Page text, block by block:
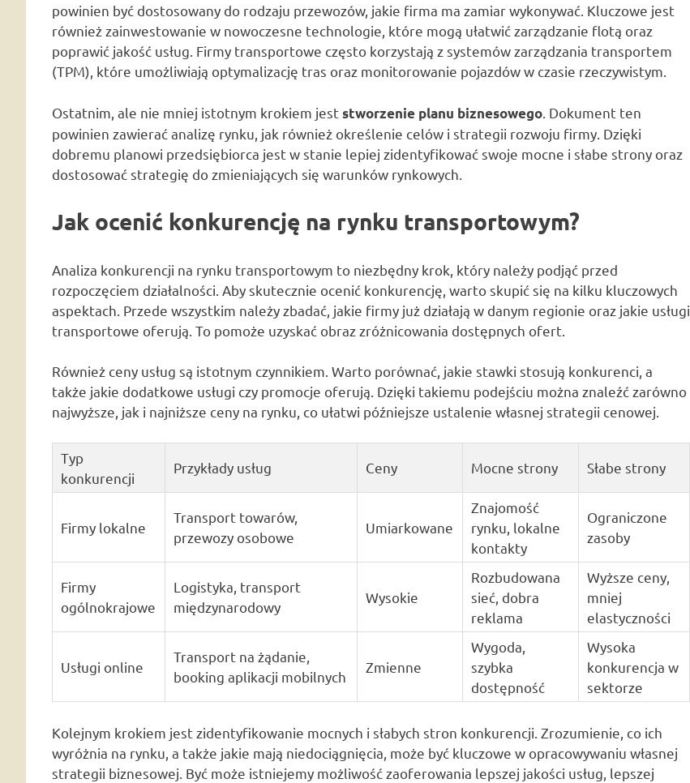
powinien być dostosowany do rodzaju przewozów, jakie firma ma zamiar wykonywać. Kluczowe jest
również zainwestowanie w nowoczesne technologie, które mogą ułatwić zarządzanie flotą oraz
poprawić jakość usług. Firmy transportowe często korzystają z systemów zarządzania transportem
(TPM), które umożliwiają optymalizację tras oraz monitorowanie pojazdów w czasie rzeczywistym.
Ostatnim, ale nie mniej istotnym krokiem jeststworzenie planu biznesowego . Dokument ten
powinien zawierać analizę rynku, jak również określenie celów i strategii rozwoju firmy. Dzięki
dobremu planowi przedsiębiorca jest w stanie lepiej zidentyfikować swoje mocne i słabe strony oraz
dostosować strategię do zmieniających się warunków rynkowych.
Jak ocenić konkurencję na rynku transportowym?
Analiza konkurencji na rynku transportowym to niezbędny krok, który należy podjąć przed
rozpoczęciem działalności. Aby skutecznie ocenić konkurencję, warto skupić się na kilku kluczowych
aspektach. Przede wszystkim należy zbadać, jakie firmy już działają w danym regionie oraz jakie usługi
transportowe oferują. To pomoże uzyskać obraz zróżnicowania dostępnych ofert.
Również ceny usług są istotnym czynnikiem. Warto porównać, jakie stawki stosują konkurenci, a
także jakie dodatkowe usługi czy promocje oferują. Dzięki takiemu podejściu można znaleźć zarówno
najwyższe, jak i najniższe ceny na rynku, co ułatwi późniejsze ustalenie własnej strategii cenowej.
Typ
konkurencji
Przykłady usług Ceny Mocne strony Słabe strony
Firmy lokalne
Transport towarów,
przewozy osobowe
Umiarkowane
Znajomość
rynku, lokalne
kontakty
Ograniczone
zasoby
Firmy
ogólnokrajowe
Logistyka, transport
międzynarodowy
Wysokie
Rozbudowana
sieć, dobra
reklama
Wyższe ceny,
mniej
elastyczności
Usługi online
Transport na żądanie,
booking aplikacji mobilnych
Zmienne
Wygoda,
szybka
dostępność
Wysoka
konkurencja w
sektorze
Kolejnym krokiem jest zidentyfikowanie mocnych i słabych stron konkurencji. Zrozumienie, co ich
wyróżnia na rynku, a także jakie mają niedociągnięcia, może być kluczowe w opracowywaniu własnej
strategii biznesowej. Być może istniejemy możliwość zaoferowania lepszej jakości usług, lepszej